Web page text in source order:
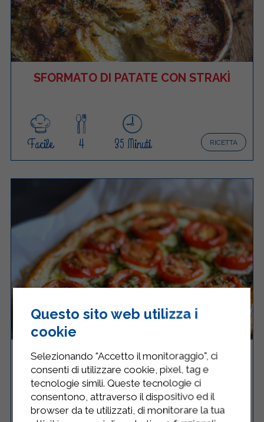
SFORMATO DI PATATE CON STRAKÌ
RICETTA
Facile 4 35 Minuti
SFOGLIATA POMODORINI RICOTTA E
PESTO
RICETTA
Questo sito web utilizza i
cookie
Selezionando "Accetto il monitoraggio", ci
consenti di utilizzare cookie, pixel, tag e
tecnologie simili. Queste tecnologie ci
consentono, attraverso il dispositivo ed il
browser da te utilizzati, di monitorare la tua